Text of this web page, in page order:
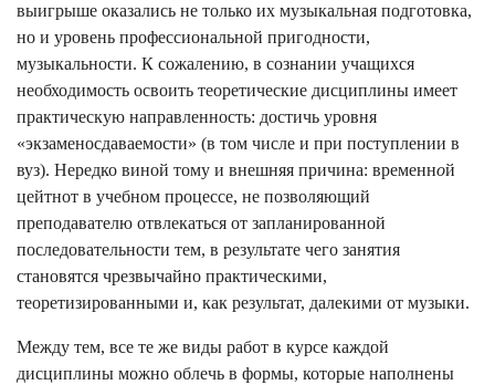
выигрыше оказались не только их музыкальная подготовка,
но и уровень профессиональной пригодности,
музыкальности. К сожалению, в сознании учащихся
необходимость освоить теоретические дисциплины имеет
практическую направленность: достичь уровня
«экзаменосдаваемости» (в том числе и при поступлении в
вуз). Нередко виной тому и внешняя причина: временной
цейтнот в учебном процессе, не позволяющий
преподавателю отвлекаться от запланированной
последовательности тем, в результате чего занятия
становятся чрезвычайно практическими,
теоретизированными и, как результат, далекими от музыки.
Между тем, все те же виды работ в курсе каждой
дисциплины можно облечь в формы, которые наполнены